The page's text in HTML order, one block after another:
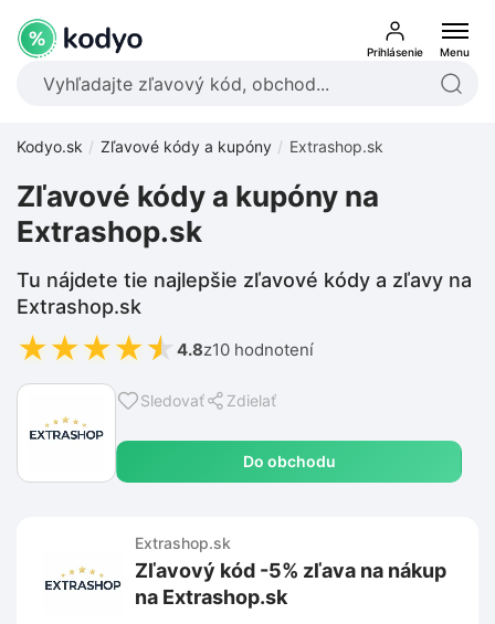
Prihlásenie Menu
Kodyo.sk Zľavové kódy a kupóny Extrashop.sk
Sledovať Zdielať
Do obchodu
Zľavové kódy a kupóny na
Extrashop.sk
Tu nájdete tie najlepšie zľavové kódy a zľavy na
Extrashop.sk
★★★★★ 4.8z10 hodnotení
Extrashop.sk
Zľavový kód -5% zľava na nákup
na Extrashop.sk